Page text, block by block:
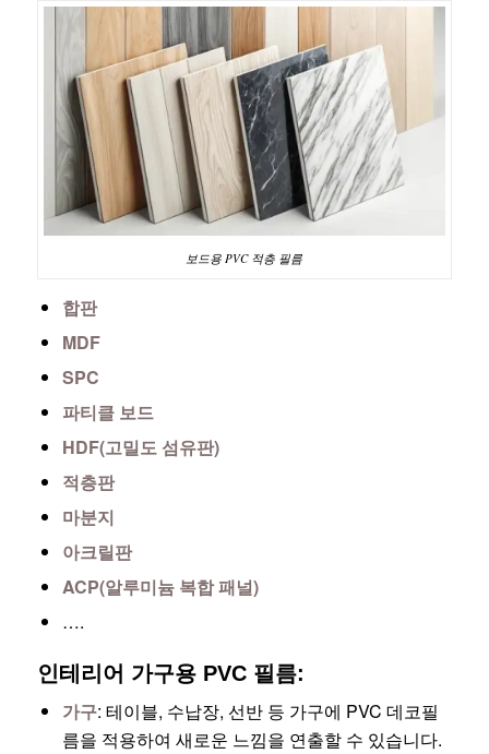
보드용 PVC 적층 필름
합판
MDF
SPC
파티클 보드
HDF(고밀도 섬유판)
적층판
마분지
아크릴판
ACP(알루미늄 복합 패널)
….
인테리어 가구용 PVC 필름:
가구: 테이블, 수납장, 선반 등 가구에 PVC 데코필
름을 적용하여 새로운 느낌을 연출할 수 있습니다.